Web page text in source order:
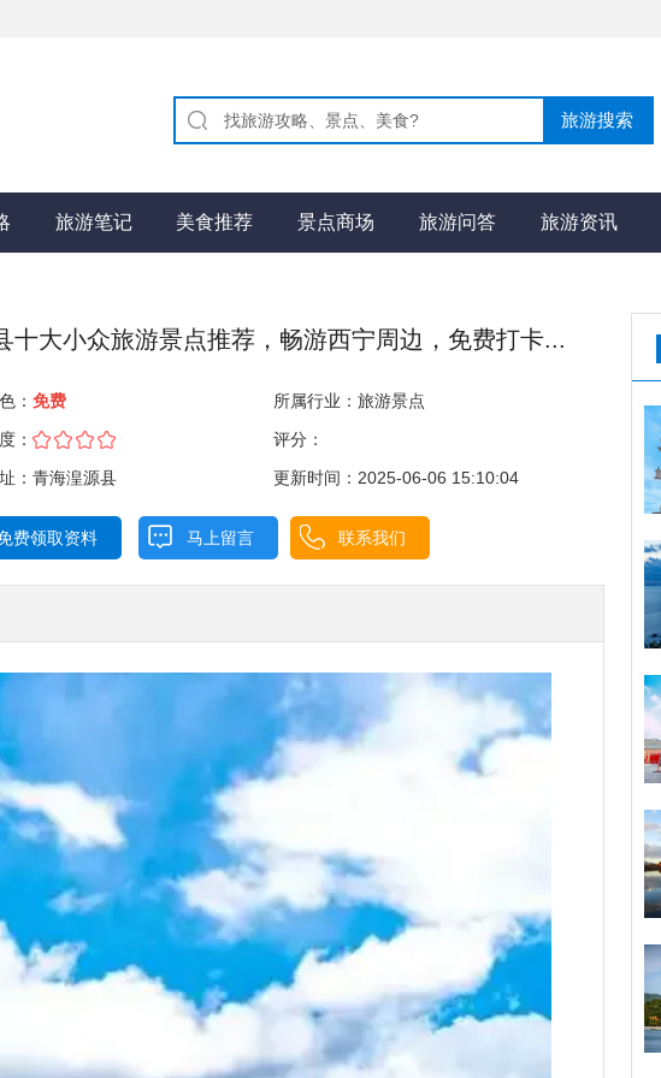
旅游笔记 美食推荐 景点商场 旅游问答 旅游资讯
十大小众旅游景点推荐，畅游西宁周边，免费打卡...
： 免费 所属行业： 旅游景点
：
评分：
：青海湟源县
更新时间：2025-06-06 15:10:04
费领取资料 马上留言 联系我们